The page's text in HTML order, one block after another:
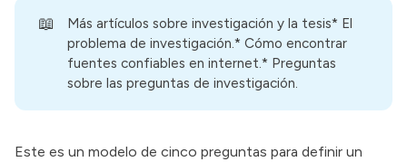
📖 Másartículos sobre investigación y la tesis* El
problema de investigación.*Cómo encontrar
fuentes confiables en internet.* Preguntas
sobre las preguntas de investigación.
Este es un modelo de cinco preguntas para definir un